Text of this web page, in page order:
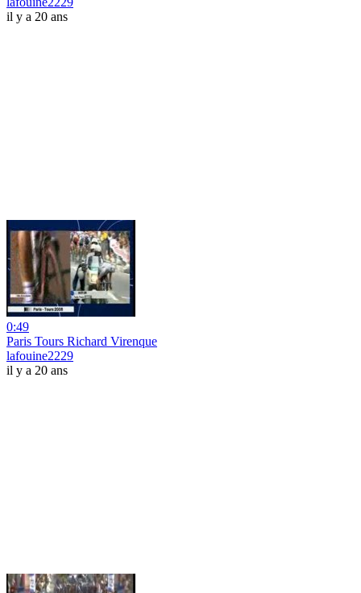
il y a 20 ans
0:49
Paris Tours Richard Virenque
lafouine2229
il y a 20 ans